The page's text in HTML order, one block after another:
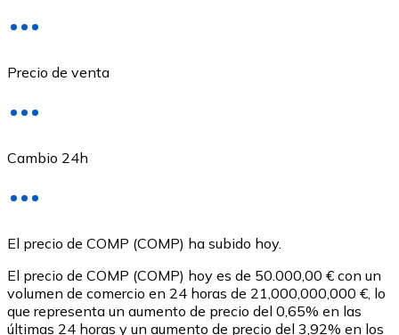
USDC
Precio de venta
Cambio 24h
El precio de COMP (COMP) ha subido hoy.
El precio de COMP (COMP) hoy es de 50.000,00 € con un
volumen de comercio en 24 horas de 21,000,000,000 €, lo
que representa un aumento de precio del 0,65% en las
últimas 24 horas y un aumento de precio del 3,92% en los